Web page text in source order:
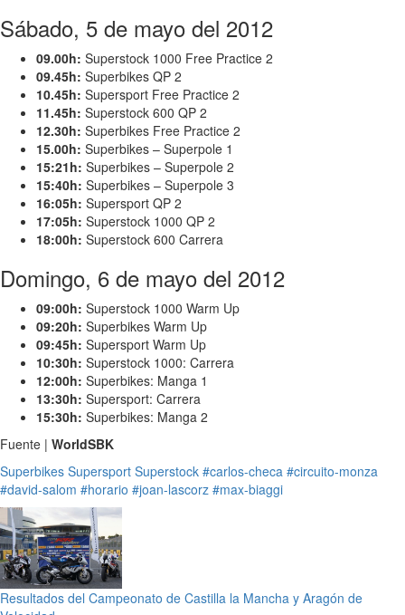
Sábado, 5 de mayo del 2012
09.00h: Superstock 1000 Free Practice 2
09.45h: Superbikes QP 2
10.45h: Supersport Free Practice 2
11.45h: Superstock 600 QP 2
12.30h: Superbikes Free Practice 2
15.00h: Superbikes – Superpole 1
15:21h: Superbikes – Superpole 2
15:40h: Superbikes – Superpole 3
16:05h: Supersport QP 2
17:05h: Superstock 1000 QP 2
18:00h: Superstock 600 Carrera
Domingo, 6 de mayo del 2012
09:00h: Superstock 1000 Warm Up
09:20h: Superbikes Warm Up
09:45h: Supersport Warm Up
10:30h: Superstock 1000: Carrera
12:00h: Superbikes: Manga 1
13:30h: Supersport: Carrera
15:30h: Superbikes: Manga 2
Fuente | WorldSBK
Superbikes Supersport Superstock #carlos-checa #circuito-monza
#david-salom #horario #joan-lascorz #max-biaggi
Resultados del Campeonato de Castilla la Mancha y Aragón de